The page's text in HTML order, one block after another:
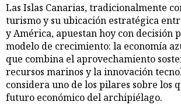
Las Islas Canarias, tradicionalmente
turismo y su ubicación estratégica
y América, apuestan hoy con decisión
modelo de crecimiento: la economía
que combina el aprovechamiento
recursos marinos y la innovación
considera uno de los pilares sobre los
futuro económico del archipiélago.